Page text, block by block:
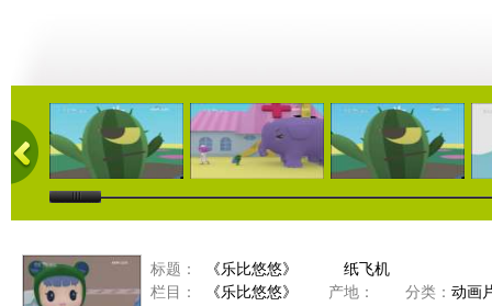
06:13 05:02 06:13
标题：
《乐比悠悠》 纸飞机
栏目：
《乐比悠悠》 产地： 分类： 动画